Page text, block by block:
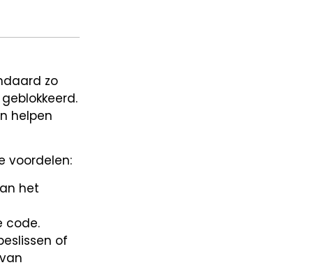
zo
helpen
voordelen:
het
code.
of